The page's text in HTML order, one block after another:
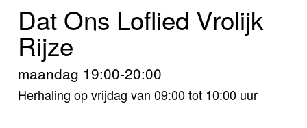
Programma's
Nieuws
Foto's
Dat Ons Loflied Vrolijk
Rijze
maandag 19:00-20:00
Herhaling op vrijdag van 09:00 tot 10:00 uur